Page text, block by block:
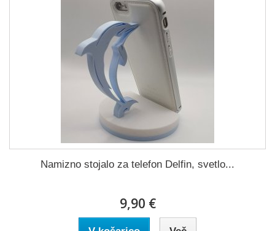
Namizno stojalo za telefon Delfin, svetlo...
9,90 €